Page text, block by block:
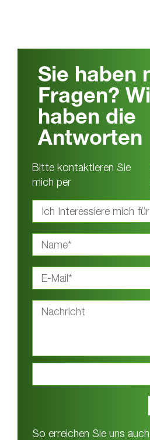
Sie haben
Fragen?
haben die
Antworten
Bitte kontaktieren Sie
mich per
So erreichen Sie uns